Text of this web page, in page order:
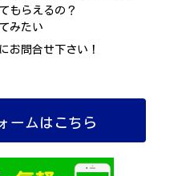
もらえるの？
みたい
お問合せ下さい！
ームはこちら